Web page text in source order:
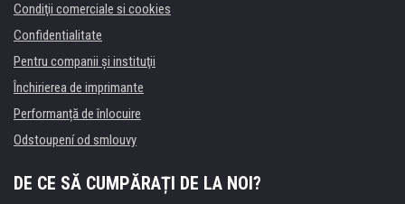
Condiţii comerciale si cookies
Confidentialitate
Pentru companii și instituţii
Închirierea de imprimante
Performanță de înlocuire
Odstoupení od smlouvy
DE CE SĂ CUMPĂRAȚI DE LA NOI?